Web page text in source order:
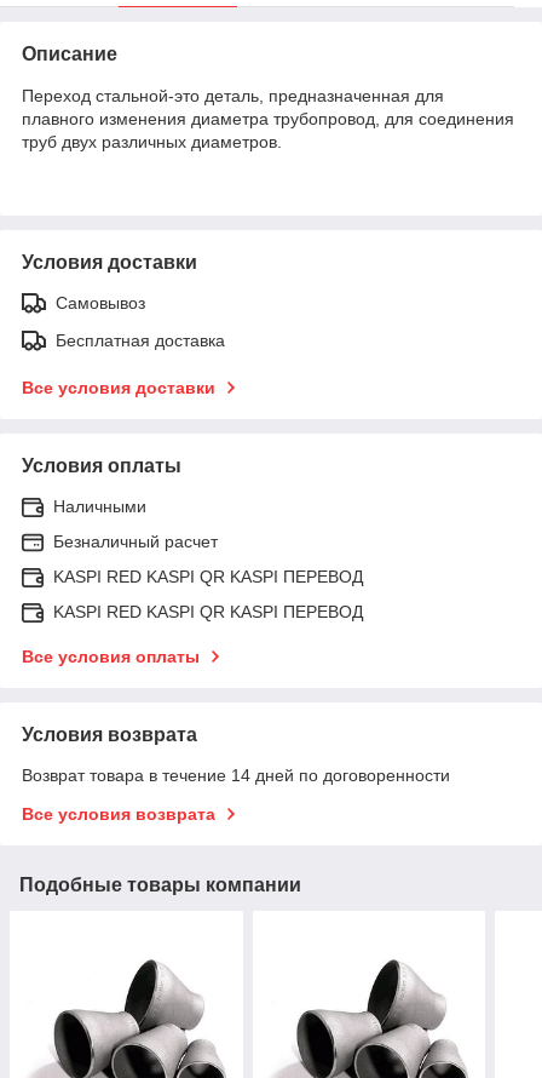
Описание
Переход стальной-это деталь, предназначенная для
плавного изменения диаметра трубопровод, для соединения
труб двух различных диаметров.
Условия доставки
Самовывоз
Бесплатная доставка
Все условия доставки
Условия оплаты
Наличными
Безналичный расчет
KASPI RED KASPI QR KASPI ПЕРЕВОД
KASPI RED KASPI QR KASPI ПЕРЕВОД
Все условия оплаты
Условия возврата
Возврат товара в течение 14 дней по договоренности
Все условия возврата
Подобные товары компании